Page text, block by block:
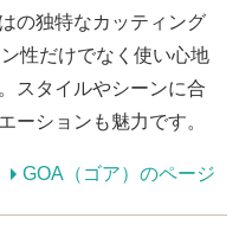
の独特なカッティング
性だけでなく使い心地
スタイルやシーンに合
ーションも魅力です。
GOA（ゴア）のページ